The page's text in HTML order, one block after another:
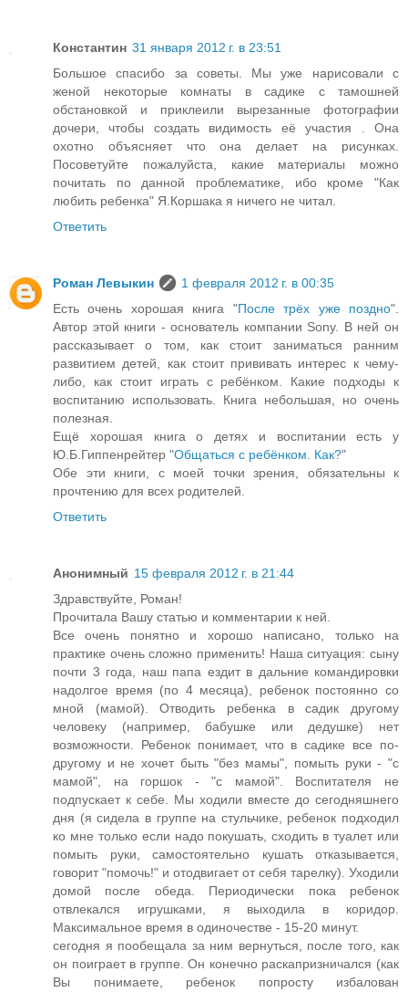
Константин 31 января 2012 г. в 23:51
Большое спасибо за советы. Мы уже нарисовали с
женой некоторые комнаты в садике с тамошней
обстановкой и приклеили вырезанные фотографии
дочери, чтобы создать видимость её участия . Она
охотно объясняет что она делает на рисунках.
Посоветуйте пожалуйста, какие материалы можно
почитать по данной проблематике, ибо кроме "Как
любить ребенка" Я.Коршака я ничего не читал.
Ответить
Роман Левыкин
1 февраля 2012 г. в 00:35
Есть очень хорошая книга "После трёх уже поздно".
Автор этой книги - основатель компании Sony. В ней он
рассказывает о том, как стоит заниматься ранним
развитием детей, как стоит прививать интерес к чему-
либо, как стоит играть с ребёнком. Какие подходы к
воспитанию использовать. Книга небольшая, но очень
полезная.
Ещё хорошая книга о детях и воспитании есть у
Ю.Б.Гиппенрейтер "Общаться с ребёнком. Как?"
Обе эти книги, с моей точки зрения, обязательны к
прочтению для всех родителей.
Ответить
Анонимный 15 февраля 2012 г. в 21:44
Здравствуйте, Роман!
Прочитала Вашу статью и комментарии к ней.
Все очень понятно и хорошо написано, только на
практике очень сложно применить! Наша ситуация: сыну
почти 3 года, наш папа ездит в дальние командировки
надолгое время (по 4 месяца), ребенок постоянно со
мной (мамой). Отводить ребенка в садик другому
человеку (например, бабушке или дедушке) нет
возможности. Ребенок понимает, что в садике все по-
другому и не хочет быть "без мамы", помыть руки - "с
мамой", на горшок - "с мамой". Воспитателя не
подпускает к себе. Мы ходили вместе до сегодняшнего
дня (я сидела в группе на стульчике, ребенок подходил
ко мне только если надо покушать, сходить в туалет или
помыть руки, самостоятельно кушать отказывается,
говорит "помочь!" и отодвигает от себя тарелку). Уходили
домой после обеда. Периодически пока ребенок
отвлекался игрушками, я выходила в коридор.
Максимальное время в одиночестве - 15-20 минут.
сегодня я пообещала за ним вернуться, после того, как
он поиграет в группе. Он конечно раскапризничался (как
Вы понимаете, ребенок попросту избалован